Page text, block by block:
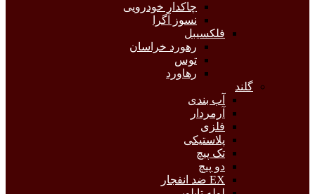
چاکدار خودرویی
نسوز آگرا
فلکسیبل
رهورد خراسان
توس
رهاورد
گلند
آب بندی
آرمردار
فلزی
پلاستیکی
تک پیچ
دو پیچ
EX ضد انفجار